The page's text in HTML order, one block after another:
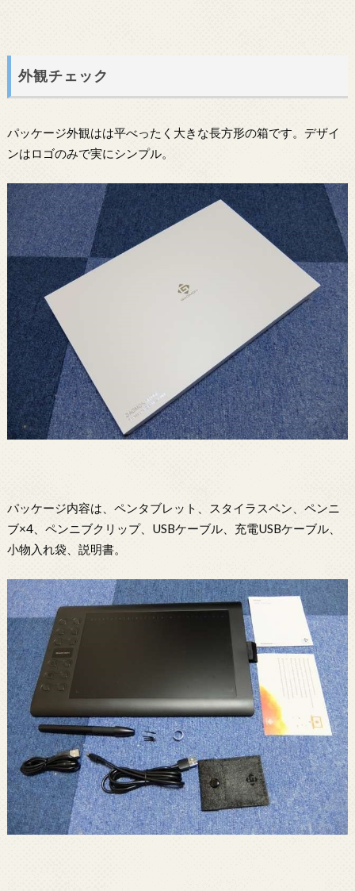
外観チェック
パッケージ外観はは平べったく大きな長方形の箱です。デザイ
ンはロゴのみで実にシンプル。
パッケージ内容は、ペンタブレット、スタイラスペン、ペンニ
ブ×4、ペンニブクリップ、USBケーブル、充電USBケーブル、
小物入れ袋、説明書。